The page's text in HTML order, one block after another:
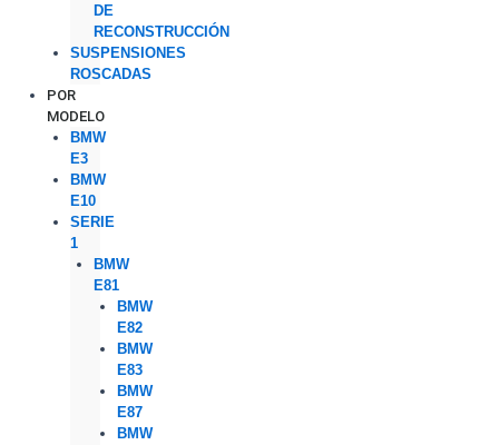
DE
RECONSTRUCCIÓN
SUSPENSIONES
ROSCADAS
POR
MODELO
BMW
E3
BMW
E10
SERIE
1
BMW
E81
BMW
E82
BMW
E83
BMW
E87
BMW